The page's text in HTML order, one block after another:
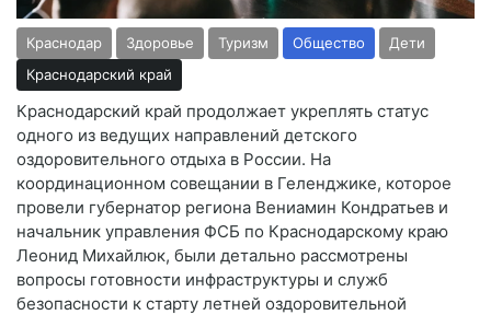
Краснодар Здоровье Туризм Общество
Дети
Краснодарский край
Краснодарский край продолжает укреплять статус
одного из ведущих направлений детского
оздоровительного отдыха в России. На
координационном совещании в Геленджике, которое
провели губернатор региона Вениамин Кондратьев и
начальник управления ФСБ по Краснодарскому краю
Леонид Михайлюк, были детально рассмотрены
вопросы готовности инфраструктуры и служб
безопасности к старту летней оздоровительной